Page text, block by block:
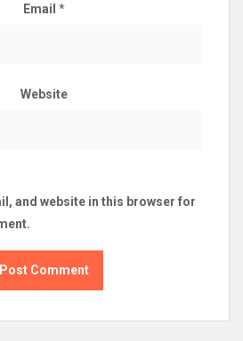
Email *
Website
and website in this browser for